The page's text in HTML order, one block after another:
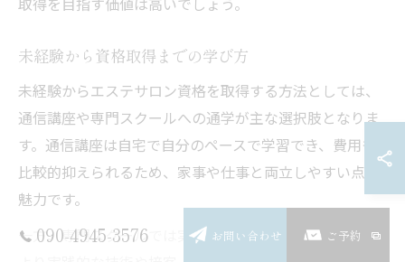
未経験から資格取得までの学び方
未経験からエステサロン資格を取得する方法としては、
通信講座や専門スクールへの通学が主な選択肢となりま
す。通信講座は自宅で自分のペースで学習でき、費用も
比較的抑えられるため、家事や仕事と両立しやすい点が
魅力です。
一方、専門スクールでは実技指導や現場体験を通じて、
090-4945-3576 お問い合わせ ご予約